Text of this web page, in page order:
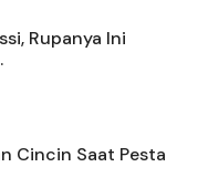
Rupanya Ini
Cincin Saat Pesta